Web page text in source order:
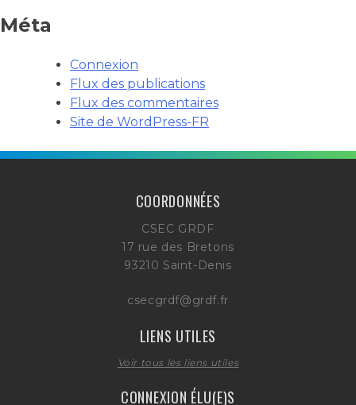
Méta
Connexion
Flux des publications
Flux des commentaires
Site de WordPress-FR
COORDONNÉES
CSEC GRDF
17 rue des Bretons
93210 Saint-Denis
csecgrdf@grdf.fr
LIENS UTILES
Voir tous les liens utiles
CONNEXION ÉLU(E)S